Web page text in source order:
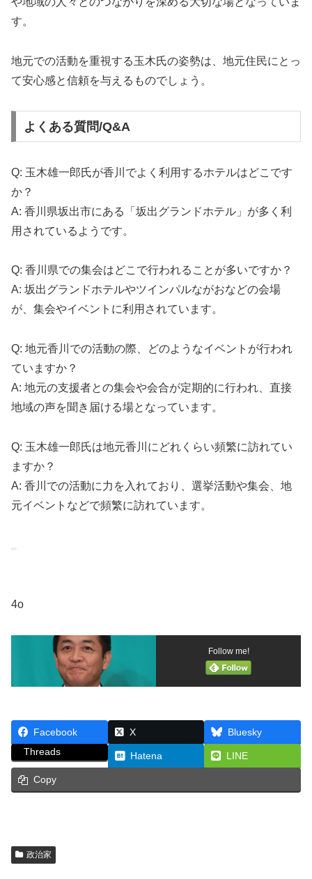
す。
地元での活動を重視する玉木氏の姿勢は、地元住民にとっ
て安心感と信頼を与えるものでしょう。
よくある質問/Q&A
Q: 玉木雄一郎氏が香川でよく利用するホテルはどこです
か？
A: 香川県坂出市にある「坂出グランドホテル」が多く利
用されているようです。
Q: 香川県での集会はどこで行われることが多いですか？
A: 坂出グランドホテルやツインパルながおなどの会場
が、集会やイベントに利用されています。
Q: 地元香川での活動の際、どのようなイベントが行われ
ていますか？
A: 地元の支援者との集会や会合が定期的に行われ、直接
地域の声を聞き届ける場となっています。
Q: 玉木雄一郎氏は地元香川にどれくらい頻繁に訪れてい
ますか？
A: 香川での活動に力を入れており、選挙活動や集会、地
元イベントなどで頻繁に訪れています。
4o
Follow me!
Facebook X
Bluesky
Threads
Hatena LINE
Copy
政治家